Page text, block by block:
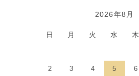
2026年8月
日 月 火 水 木
2 3 4 5 6